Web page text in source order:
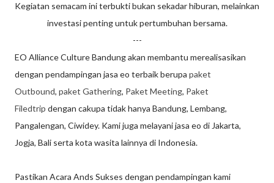
Kegiatan semacam ini terbukti bukan sekadar hiburan, melainkan
investasi penting untuk pertumbuhan bersama.
---
EO Alliance Culture Bandung akan membantu merealisasikan
dengan pendampingan jasa eo terbaik berupa paket
Outbound, paket Gathering, Paket Meeting, Paket
Filedtrip dengan cakupa tidak hanya Bandung, Lembang,
Pangalengan, Ciwidey. Kami juga melayani jasa eo di Jakarta,
Jogja, Bali serta kota wasita lainnya di Indonesia.
Pastikan Acara Ands Sukses dengan pendampingan kami